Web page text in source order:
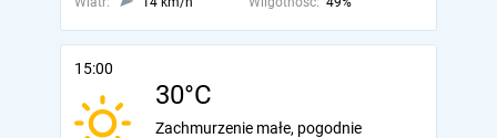
15:00
30°C
Zachmurzenie małe, pogodnie